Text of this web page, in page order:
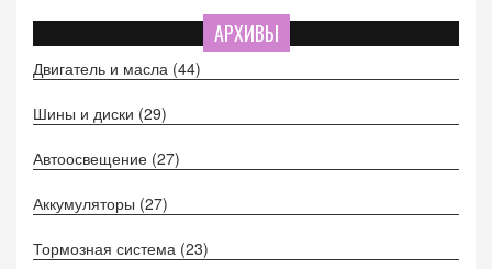
АРХИВЫ
Двигатель и масла (44)
Шины и диски (29)
Автоосвещение (27)
Аккумуляторы (27)
Тормозная система (23)